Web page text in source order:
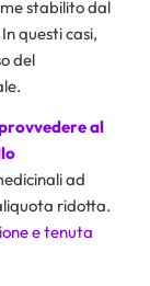
stabilito dal
questi casi,
del
al
ad
ridotta.
e tenuta